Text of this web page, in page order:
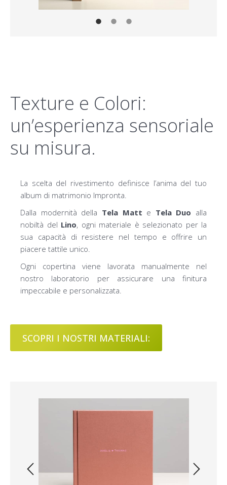
Texture e Colori:
un’esperienza sensoriale
su misura.
La scelta del rivestimento definisce l’anima del tuo
album di matrimonio Impronta.
Dalla modernità della Tela Matt e Tela Duo alla
nobiltà del Lino, ogni materiale è selezionato per la
sua capacità di resistere nel tempo e offrire un
piacere tattile unico.
Ogni copertina viene lavorata manualmente nel
nostro laboratorio per assicurare una finitura
impeccabile e personalizzata.
SCOPRI I NOSTRI MATERIALI: